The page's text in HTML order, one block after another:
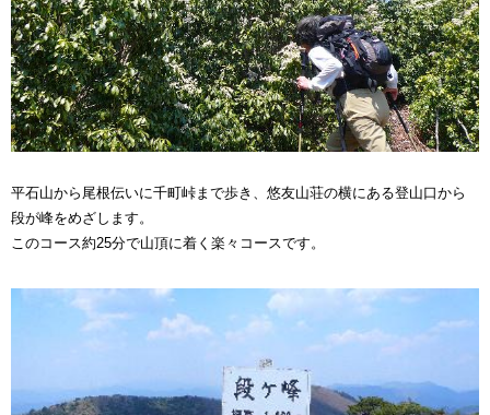
平石山から尾根伝いに千町峠まで歩き、悠友山荘の横にある登山口から
段が峰をめざします。
このコース約25分で山頂に着く楽々コースです。